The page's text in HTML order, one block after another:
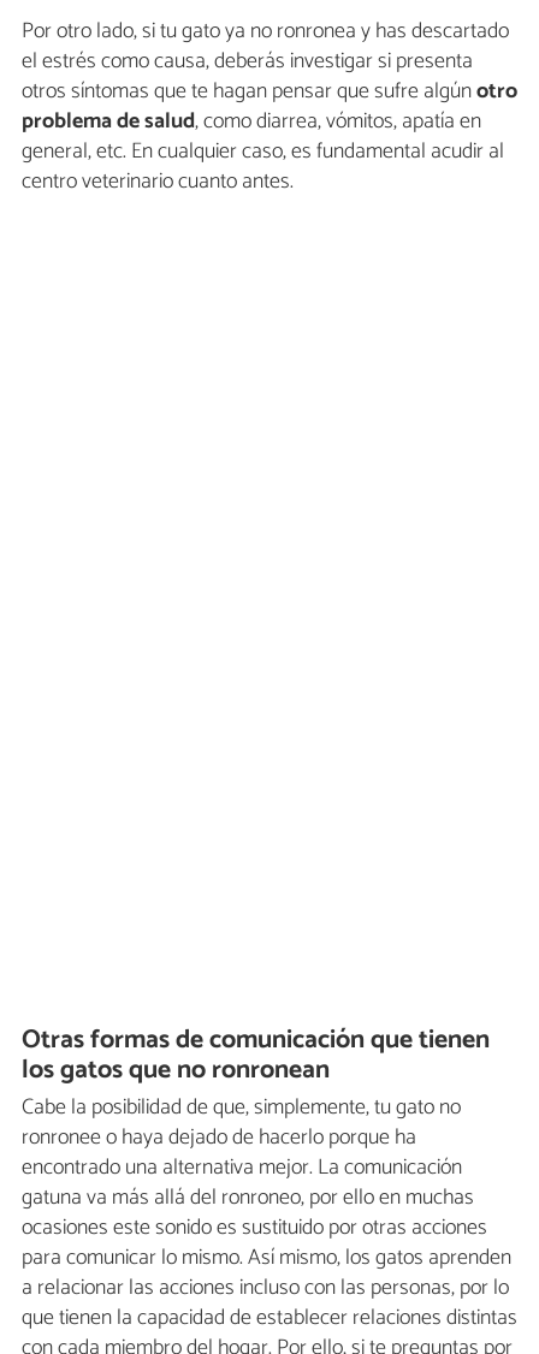
Por otro lado, si tu gato ya no ronronea y has descartado
el estrés como causa, deberás investigar si presenta
otros síntomas que te hagan pensar que sufre algúnotro
problema de salud, como diarrea, vómitos, apatía en
general, etc. En cualquier caso, es fundamental acudir al
centro veterinario cuanto antes.
Otras formas de comunicación que tienen
los gatos que no ronronean
Cabe la posibilidad de que, simplemente, tu gato no
ronronee o haya dejado de hacerlo porque ha
encontrado una alternativa mejor. La comunicación
gatuna va más allá del ronroneo, por ello en muchas
ocasiones este sonido es sustituido por otras acciones
para comunicar lo mismo. Así mismo, los gatos aprenden
a relacionar las acciones incluso con las personas, por lo
que tienen la capacidad de establecer relaciones distintas